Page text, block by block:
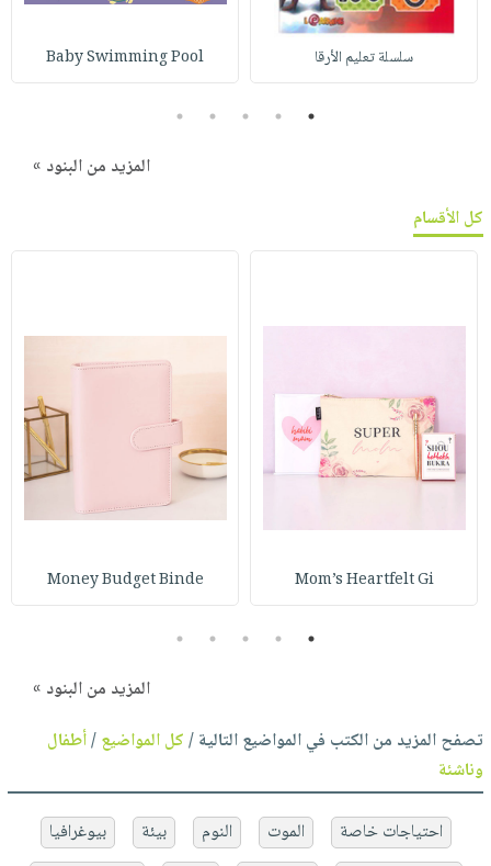
سلسلة تعليم الأرقا Baby Swimming Pool
1
2
3
4
5
المزيد من البنود »
كل الأقسام
Mom’s Heartfelt Gi
Money Budget Binde
1
2
3
4
5
المزيد من البنود »
تصفح المزيد من الكتب في المواضيع التالية /كل المواضيع/أطفال
وناشئة
احتياجات خاصة الموت النوم بيئة
بيوغرافيا